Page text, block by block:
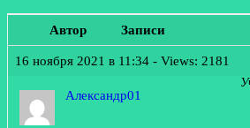
Автор Записи
16 ноября 2021 в 11:34 - Views: 2181
Александр01